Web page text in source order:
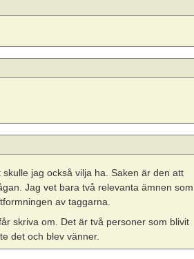
jag också vilja ha. Saken är den att
Jag vet bara två relevanta ämnen som
av taggarna.
skriva om. Det är två personer som blivit
det och blev vänner.